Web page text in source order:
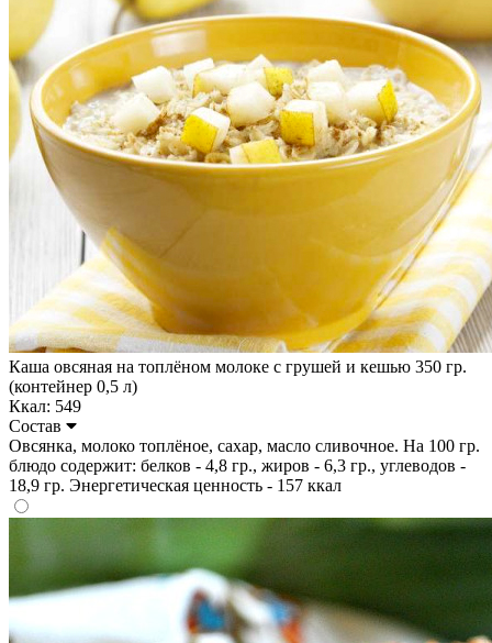
Каша овсяная на топлёном молоке с грушей и кешью 350 гр.
(контейнер 0,5 л)
Ккал: 549
Состав
Овсянка, молоко топлёное, сахар, масло сливочное. На 100 гр.
блюдо содержит: белков - 4,8 гр., жиров - 6,3 гр., углеводов -
18,9 гр. Энергетическая ценность - 157 ккал